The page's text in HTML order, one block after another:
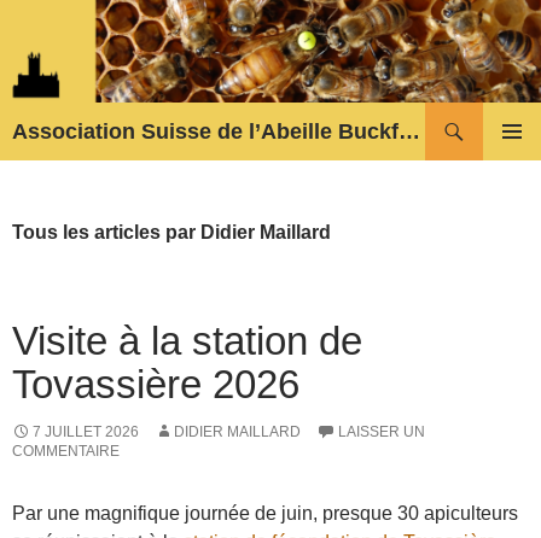
contenu
Association Suisse de l’Abeille Buckfast
Tous les articles par Didier Maillard
Visite à la station de
Tovassière 2026
7 JUILLET 2026 DIDIER MAILLARD
LAISSER UN
COMMENTAIRE
Par une magnifique journée de juin, presque 30 apiculteurs